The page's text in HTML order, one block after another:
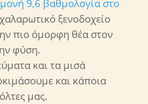
9,6 βαθμολογία στο
ξενοδοχείο
πιο όμορφη θέα στον
φύση.
και τα μισά
και κάποια
μας.